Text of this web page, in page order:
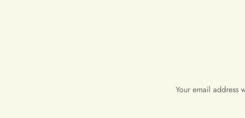
Your email address